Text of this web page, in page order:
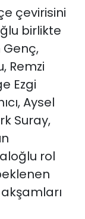
çevirisini
birlikte
Genç,
Remzi
Ezgi
Aysel
Suray,
rol